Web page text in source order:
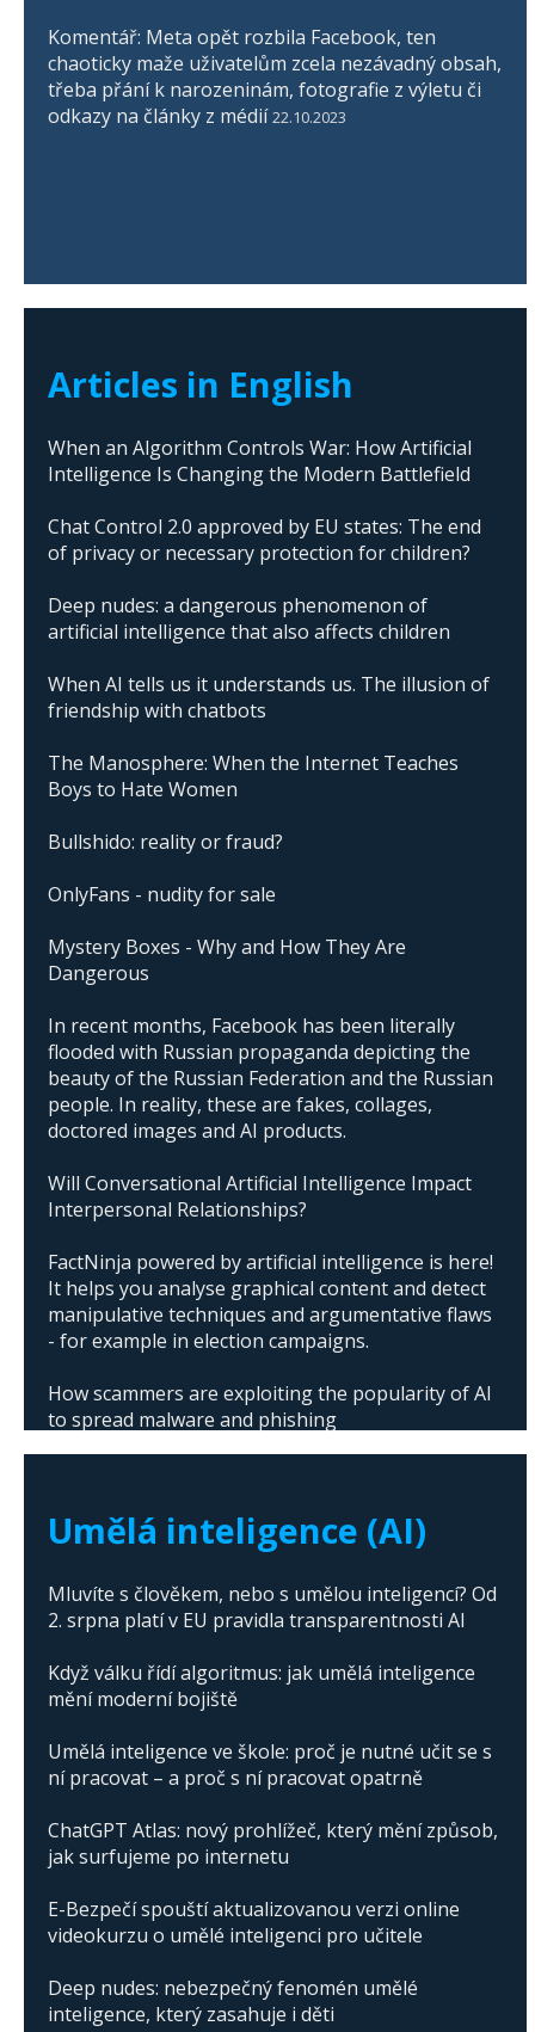
Komentář: Meta opět rozbila Facebook, ten
chaoticky maže uživatelům zcela nezávadný obsah,
třeba přání k narozeninám, fotografie z výletu či
odkazy na články z médií 22.10.2023
Articles in English
When an Algorithm Controls War: How Artificial
Intelligence Is Changing the Modern Battlefield
Chat Control 2.0 approved by EU states: The end
of privacy or necessary protection for children?
Deep nudes: a dangerous phenomenon of
artificial intelligence that also affects children
When AI tells us it understands us. The illusion of
friendship with chatbots
The Manosphere: When the Internet Teaches
Boys to Hate Women
Bullshido: reality or fraud?
OnlyFans - nudity for sale
Mystery Boxes - Why and How They Are
Dangerous
In recent months, Facebook has been literally
flooded with Russian propaganda depicting the
beauty of the Russian Federation and the Russian
people. In reality, these are fakes, collages,
doctored images and AI products.
Will Conversational Artificial Intelligence Impact
Interpersonal Relationships?
FactNinja powered by artificial intelligence is here!
It helps you analyse graphical content and detect
manipulative techniques and argumentative flaws
- for example in election campaigns.
How scammers are exploiting the popularity of AI
to spread malware and phishing
Umělá inteligence (AI)
Mluvíte s člověkem, nebo s umělou inteligencí? Od
2. srpna platí v EU pravidla transparentnosti AI
Když válku řídí algoritmus: jak umělá inteligence
mění moderní bojiště
Umělá inteligence ve škole: proč je nutné učit se s
ní pracovat – a proč s ní pracovat opatrně
ChatGPT Atlas: nový prohlížeč, který mění způsob,
jak surfujeme po internetu
E-Bezpečí spouští aktualizovanou verzi online
videokurzu o umělé inteligenci pro učitele
Deep nudes: nebezpečný fenomén umělé
inteligence, který zasahuje i děti